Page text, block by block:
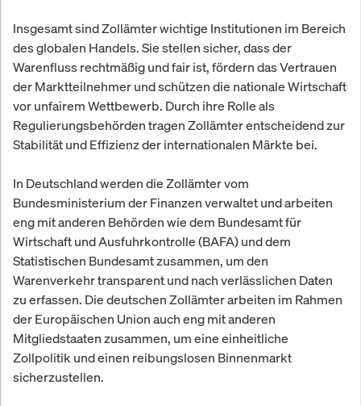
Insgesamt sind Zollämter wichtige Institutionen im Bereich
des globalen Handels. Sie stellen sicher, dass der
Warenfluss rechtmäßig und fair ist, fördern das Vertrauen
der Marktteilnehmer und schützen die nationale Wirtschaft
vor unfairem Wettbewerb. Durch ihre Rolle als
Regulierungsbehörden tragen Zollämter entscheidend zur
Stabilität und Effizienz der internationalen Märkte bei.
In Deutschland werden die Zollämter vom
Bundesministerium der Finanzen verwaltet und arbeiten
eng mit anderen Behörden wie dem Bundesamt für
Wirtschaft und Ausfuhrkontrolle (BAFA) und dem
Statistischen Bundesamt zusammen, um den
Warenverkehr transparent und nach verlässlichen Daten
zu erfassen. Die deutschen Zollämter arbeiten im Rahmen
der Europäischen Union auch eng mit anderen
Mitgliedstaaten zusammen, um eine einheitliche
Zollpolitik und einen reibungslosen Binnenmarkt
sicherzustellen.